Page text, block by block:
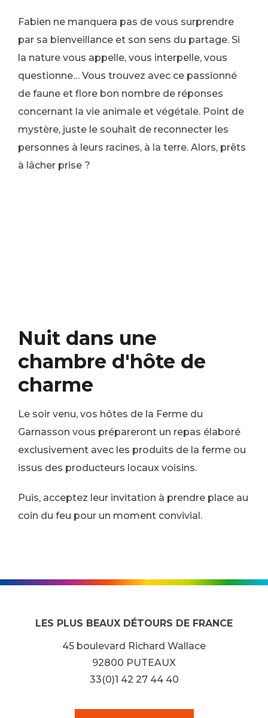
Fabien ne manquera pas de vous surprendre
par sa bienveillance et son sens du partage. Si
la nature vous appelle, vous interpelle, vous
questionne… Vous trouvez avec ce passionné
de faune et flore bon nombre de réponses
concernant la vie animale et végétale. Point de
mystère, juste le souhait de reconnecter les
personnes à leurs racines, à la terre. Alors, prêts
à lâcher prise ?
Nuit dans une
chambre d'hôte de
charme
Le soir venu, vos hôtes de la Ferme du
Garnasson vous prépareront un repas élaboré
exclusivement avec les produits de la ferme ou
issus des producteurs locaux voisins.
Puis, acceptez leur invitation à prendre place au
coin du feu pour un moment convivial.
LES PLUS BEAUX DÉTOURS DE FRANCE
45 boulevard Richard Wallace
92800 PUTEAUX
33(0)1 42 27 44 40